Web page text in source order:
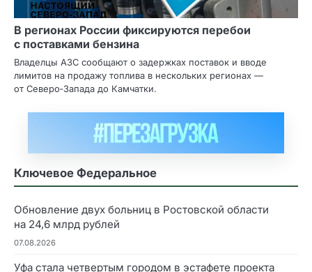
В регионах России фиксируются перебои
с поставками бензина
Владелцы АЗС сообщают о задержках поставок и вводе
лимитов на продажу топлива в нескольких регионах —
от Северо‑Запада до Камчатки.
Ключевое Федеральное
Обновление двух больниц в Ростовской области
на 24,6 млрд рублей
07.08.2026
Уфа стала четвертым городом в эстафете проекта